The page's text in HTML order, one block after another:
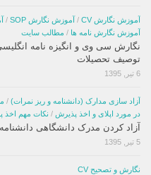
آموزش نگارش CV / آموزش نگارش SOP /
آموزش نگارش نامه ها / مطالب سایت
نگارش سی وی و انگیزه نامه
توصیف تحصیلات
6 تیر, 1395
آزاد سازی مدارک (دانشنامه و ریز نمرات) /
در مورد اپلای و اخذ پذیرش / نکات مهم اخذ
آزاد کردن مدرک دانشگاهی
5 تیر, 1395
نگارش و تصحیح CV